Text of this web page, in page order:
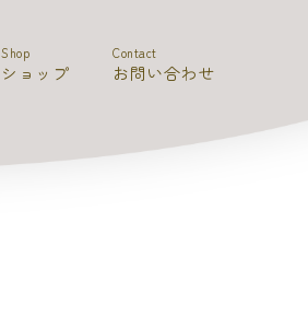
Shop
ショップ
Contact
お問い合わせ